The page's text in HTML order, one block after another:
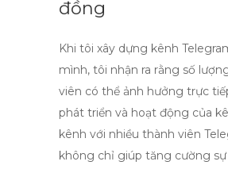
đồng
Khi tôi xây dựng kênh
mình, tôi nhận ra rằng số
viên có thể ảnh hưởng trực
phát triển và hoạt động của
kênh với nhiều thành viên
không chỉ giúp tăng cường